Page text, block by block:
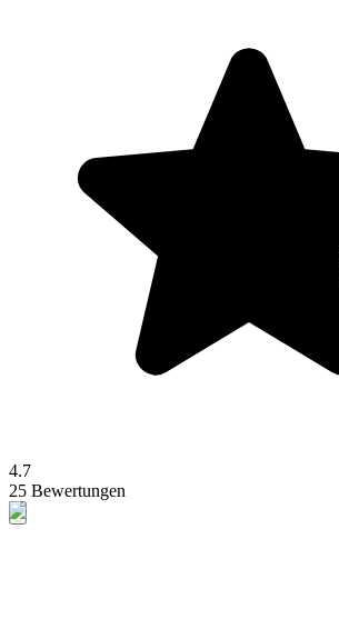
4.7
25 Bewertungen